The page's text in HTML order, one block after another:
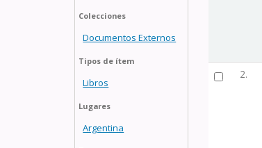
Colecciones
Documentos Externos
Tipos de ítem
Libros
Lugares
Argentina
2.